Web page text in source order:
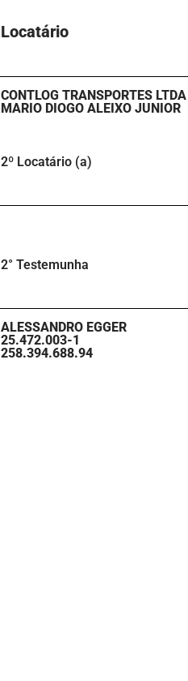
Locatário​
CONTLOG TRANSPORTES LTDA
MARIO DIOGO ALEIXO JUNIOR
2º Locatário (a)
2° Testemunha
ALESSANDRO EGGER
25.472.003-1
258.394.688.94